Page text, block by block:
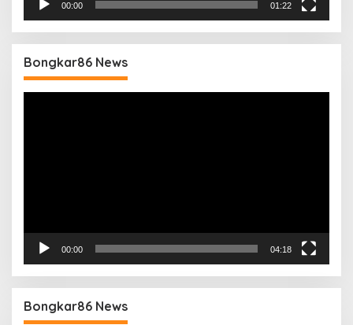
00:00 01:22
Bongkar86 News
00:00 04:18
Bongkar86 News